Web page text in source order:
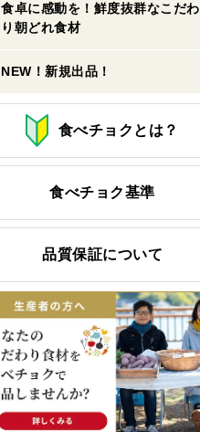
食卓に感動を！鮮度抜群なこだわ
り朝どれ食材
NEW！新規出品！
食べチョクとは？
食べチョク基準
品質保証について